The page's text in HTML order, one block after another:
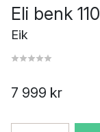
Eli benk
Eik
7 999 kr